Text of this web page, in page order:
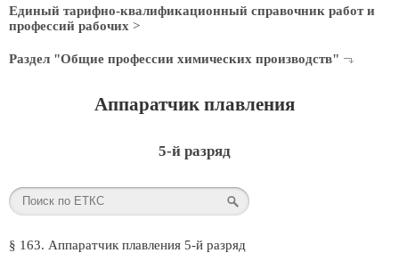
Единый тарифно-квалификационный справочник работ и
профессий рабочих >
Раздел "Общие профессии химических производств"
Аппаратчик плавления
5-й разряд
§ 163. Аппаратчик плавления 5-й разряд